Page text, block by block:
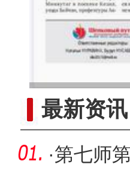
最新资讯
·第七师